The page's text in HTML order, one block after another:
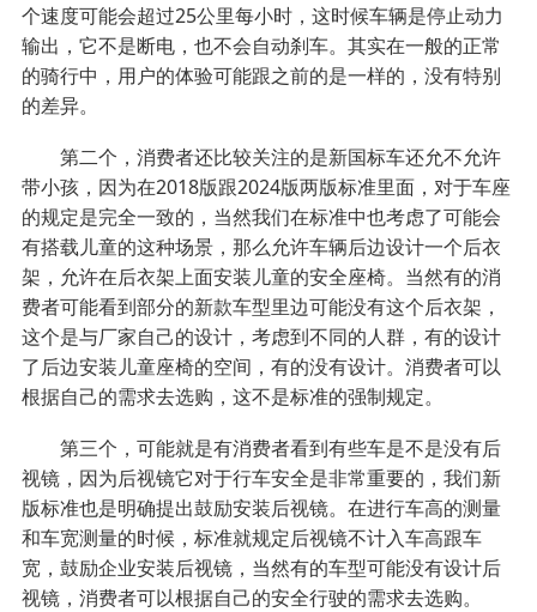
个速度可能会超过25公里每小时，这时候车辆是停止动力
输出，它不是断电，也不会自动刹车。其实在一般的正常
的骑行中，用户的体验可能跟之前的是一样的，没有特别
的差异。
第二个，消费者还比较关注的是新国标车还允不允许
带小孩，因为在2018版跟2024版两版标准里面，对于车座
的规定是完全一致的，当然我们在标准中也考虑了可能会
有搭载儿童的这种场景，那么允许车辆后边设计一个后衣
架，允许在后衣架上面安装儿童的安全座椅。当然有的消
费者可能看到部分的新款车型里边可能没有这个后衣架，
这个是与厂家自己的设计，考虑到不同的人群，有的设计
了后边安装儿童座椅的空间，有的没有设计。消费者可以
根据自己的需求去选购，这不是标准的强制规定。
第三个，可能就是有消费者看到有些车是不是没有后
视镜，因为后视镜它对于行车安全是非常重要的，我们新
版标准也是明确提出鼓励安装后视镜。在进行车高的测量
和车宽测量的时候，标准就规定后视镜不计入车高跟车
宽，鼓励企业安装后视镜，当然有的车型可能没有设计后
视镜，消费者可以根据自己的安全行驶的需求去选购。